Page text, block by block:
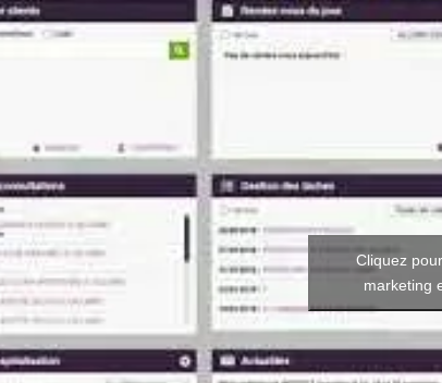
Cliquez
marketing